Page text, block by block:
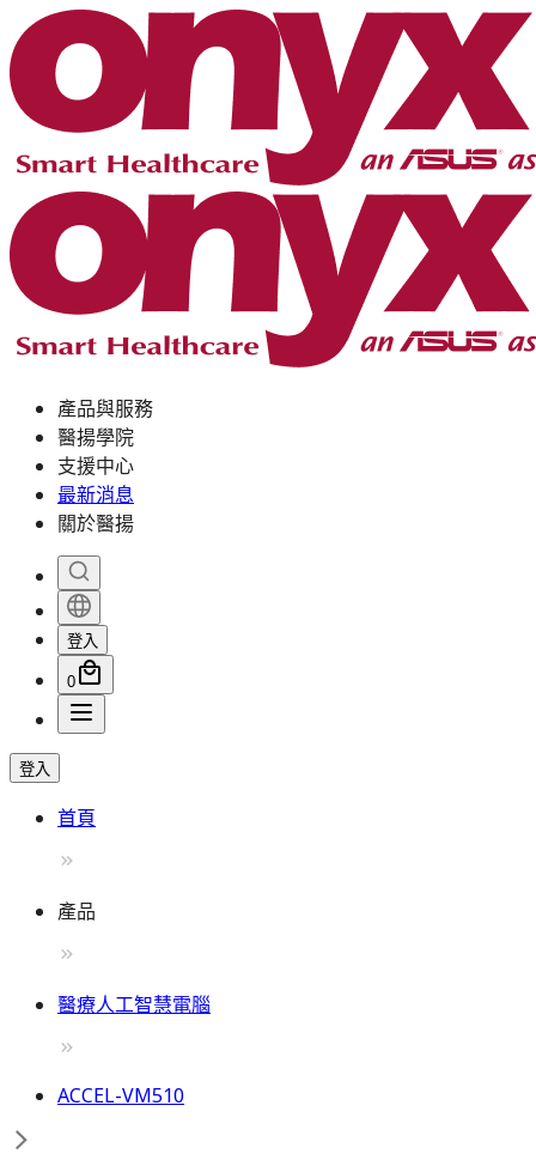
產品與服務
醫揚學院
支援中心
最新消息
關於醫揚
登入
0
登入
首頁
產品
醫療人工智慧電腦
ACCEL-VM510